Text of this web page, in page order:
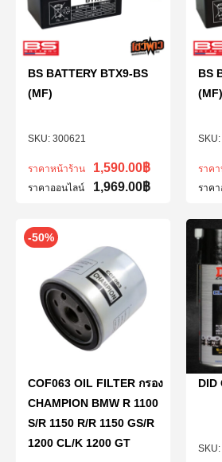
300621
BS BATTERY BTX9-BS
(MF)
ราคาหน้าร้าน 1,590.00฿
ราคาออนไลน์ 1,969.00฿
BS
(MF)
ราค
ราค
-50%
COF063 OIL FILTER กรอง
CHAMPION BMW R 1100
S/R 1150 R/R 1150 GS/R
1200 CL/K 1200 GT
DID